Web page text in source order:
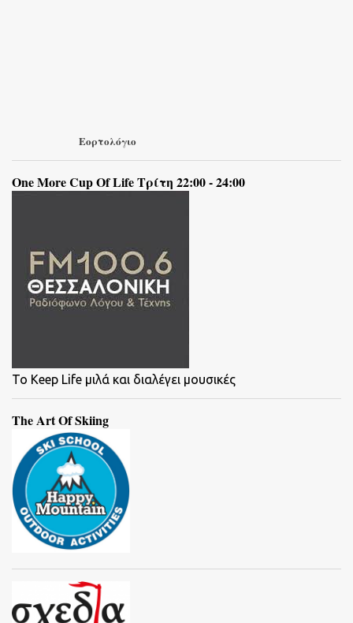
Εορτολόγιο
One More Cup Of Life Τρίτη 22:00 - 24:00
To Keep Life μιλά και διαλέγει μουσικές
The Art Of Skiing